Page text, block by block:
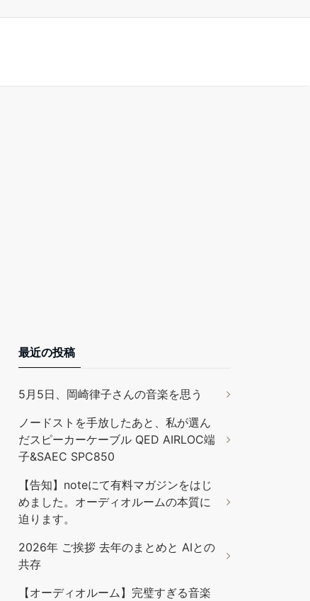
最近の投稿
5月5日、岡崎律子さんの音楽を思う
ノードストを手放したあと、私が選ん
だスピーカーケーブル QED AIRLOC端
子&SAEC SPC850
【告知】noteにて有料マガジンをはじ
めました。オーディオルームの本質に
迫ります。
2026年 ご挨拶 去年のまとめと AIとの
共存
【オーディオルーム】完璧すぎる音楽